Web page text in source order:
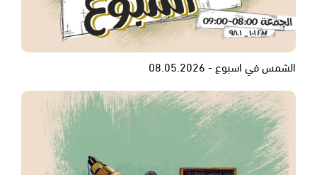
الشمس في اسبوع - 08.05.2026